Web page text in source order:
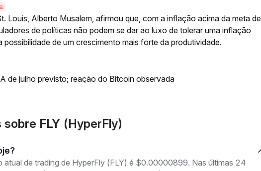
Louis, Alberto Musalem, afirmou que, com a inflação acima da meta de
de políticas não podem se dar ao luxo de tolerar uma inflação
possibilidade de um crescimento mais forte da produtividade.
de julho previsto; reação do Bitcoin observada
FLY (HyperFly)
atual de trading de HyperFly (FLY) é $0.00000899. Nas últimas 24